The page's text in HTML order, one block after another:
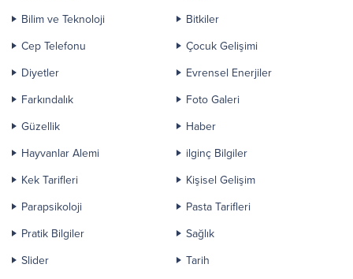
Bilim ve Teknoloji
Bitkiler
Cep Telefonu
Çocuk Gelişimi
Diyetler
Evrensel Enerjiler
Farkındalık
Foto Galeri
Güzellik
Haber
Hayvanlar Alemi
ilginç Bilgiler
Kek Tarifleri
Kişisel Gelişim
Parapsikoloji
Pasta Tarifleri
Pratik Bilgiler
Sağlık
Slider
Tarih